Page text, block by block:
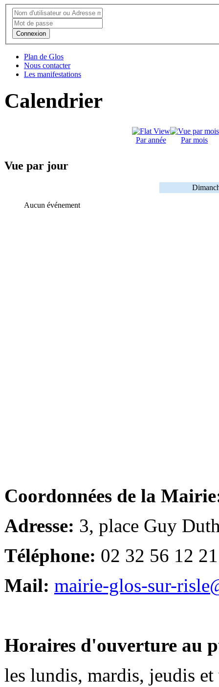
Connexion
Plan de Glos
Nous contacter
Les manifestations
Calendrier
Par année Par mois
Vue par jour
Aucun événement
Coordonnées de la
Adresse: 3, place Guy
Téléphone: 02 32 56 12 21
Mail: mairie-glos-sur-
Horaires d'ouverture au
les lundis, mardis, jeudis et